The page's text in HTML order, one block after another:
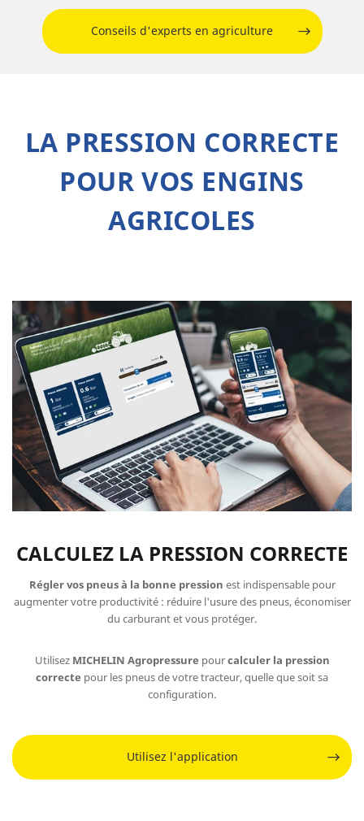
Conseils d'experts en agriculture
LA PRESSION CORRECTE
POUR VOS ENGINS
AGRICOLES
CALCULEZ LA PRESSION CORRECTE
Régler vos pneus à la bonne pression est indispensable pour
augmenter votre productivité : réduire l'usure des pneus, économiser
du carburant et vous protéger.
Utilisez MICHELIN Agropressure pourcalculer la pression
correcte pour les pneus de votre tracteur, quelle que soit sa
configuration.
Utilisez l'application